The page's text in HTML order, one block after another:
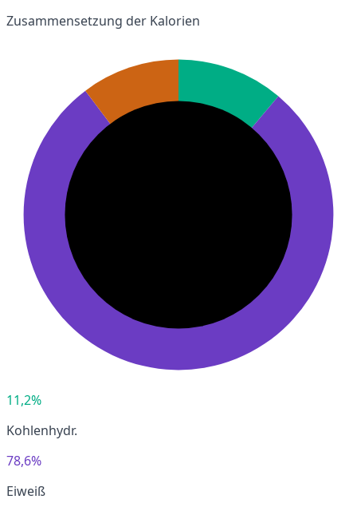
Zusammensetzung der Kalorien
11,2%
Kohlenhydr.
78,6%
Eiweiß